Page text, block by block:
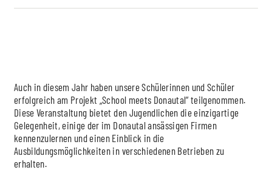
Auch in diesem Jahr haben unsere Schülerinnen und Schüler
erfolgreich am Projekt „School meets Donautal“ teilgenommen.
Diese Veranstaltung bietet den Jugendlichen die einzigartige
Gelegenheit, einige der im Donautal ansässigen Firmen
kennenzulernen und einen Einblick in die
Ausbildungsmöglichkeiten in verschiedenen Betrieben zu
erhalten.